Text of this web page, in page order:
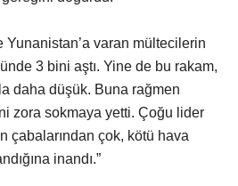
varan mültecilerin
3 bini aştı. Yine de bu rakam,
daha düşük. Buna rağmen
zora sokmaya yetti. Çoğu lider
çabalarından çok, kötü hava
inandı.”